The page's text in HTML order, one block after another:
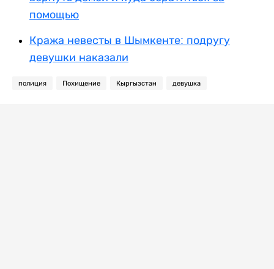
помощью
Кража невесты в Шымкенте: подругу
девушки наказали
полиция Похищение Кыргызстан девушка